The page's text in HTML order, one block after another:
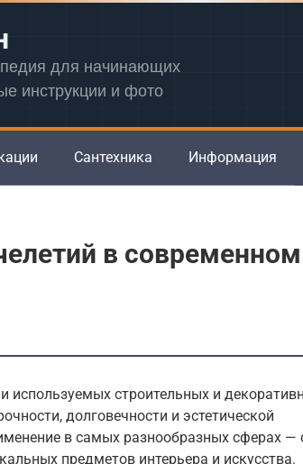
для начинающих
инструкции и фото
Сантехника Информация
в современном
используемых строительных и
долговечности и эстетической
в самых разнообразных сферах —
предметов интерьера и искусства.